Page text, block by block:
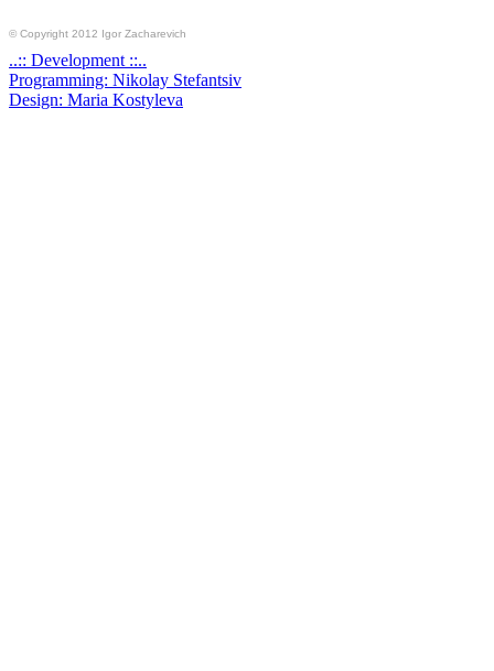
© Copyright 2012 Igor Zacharevich
..:: Development ::..
Programming: Nikolay Stefantsiv
Design: Maria Kostyleva